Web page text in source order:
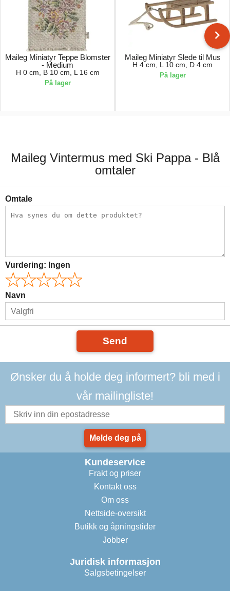
Maileg Miniatyr Teppe Blomster
- Medium
H 0 cm, B 10 cm, L 16 cm
På lager
Maileg Miniatyr Slede til Mus
H 4 cm, L 10 cm, D 4 cm
På lager
Maileg Vintermus med Ski Pappa - Blå
omtaler
Omtale
Vurdering: Ingen
Navn
Send
Ønsker du å holde deg informert? bli med i
vår mailingliste!
Melde deg på
Kundeservice
Frakt og priser
Kontakt oss
Om oss
Nettside-oversikt
Butikk og åpningstider
Jobber
Juridisk informasjon
Salgsbetingelser